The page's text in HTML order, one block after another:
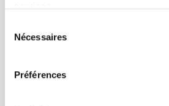
Nécessaires
Préférences
Maison d'édition dédiée aux sciences
Presses de Sciences Po participent